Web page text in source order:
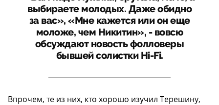
выбираете молодых. Даже обидно
за вас», «Мне кажется или он еще
моложе, чем Никитин», - вовсю
обсуждают новость фолловеры
бывшей солистки Hi-Fi.
Впрочем, те из них, кто хорошо изучил Терешину,